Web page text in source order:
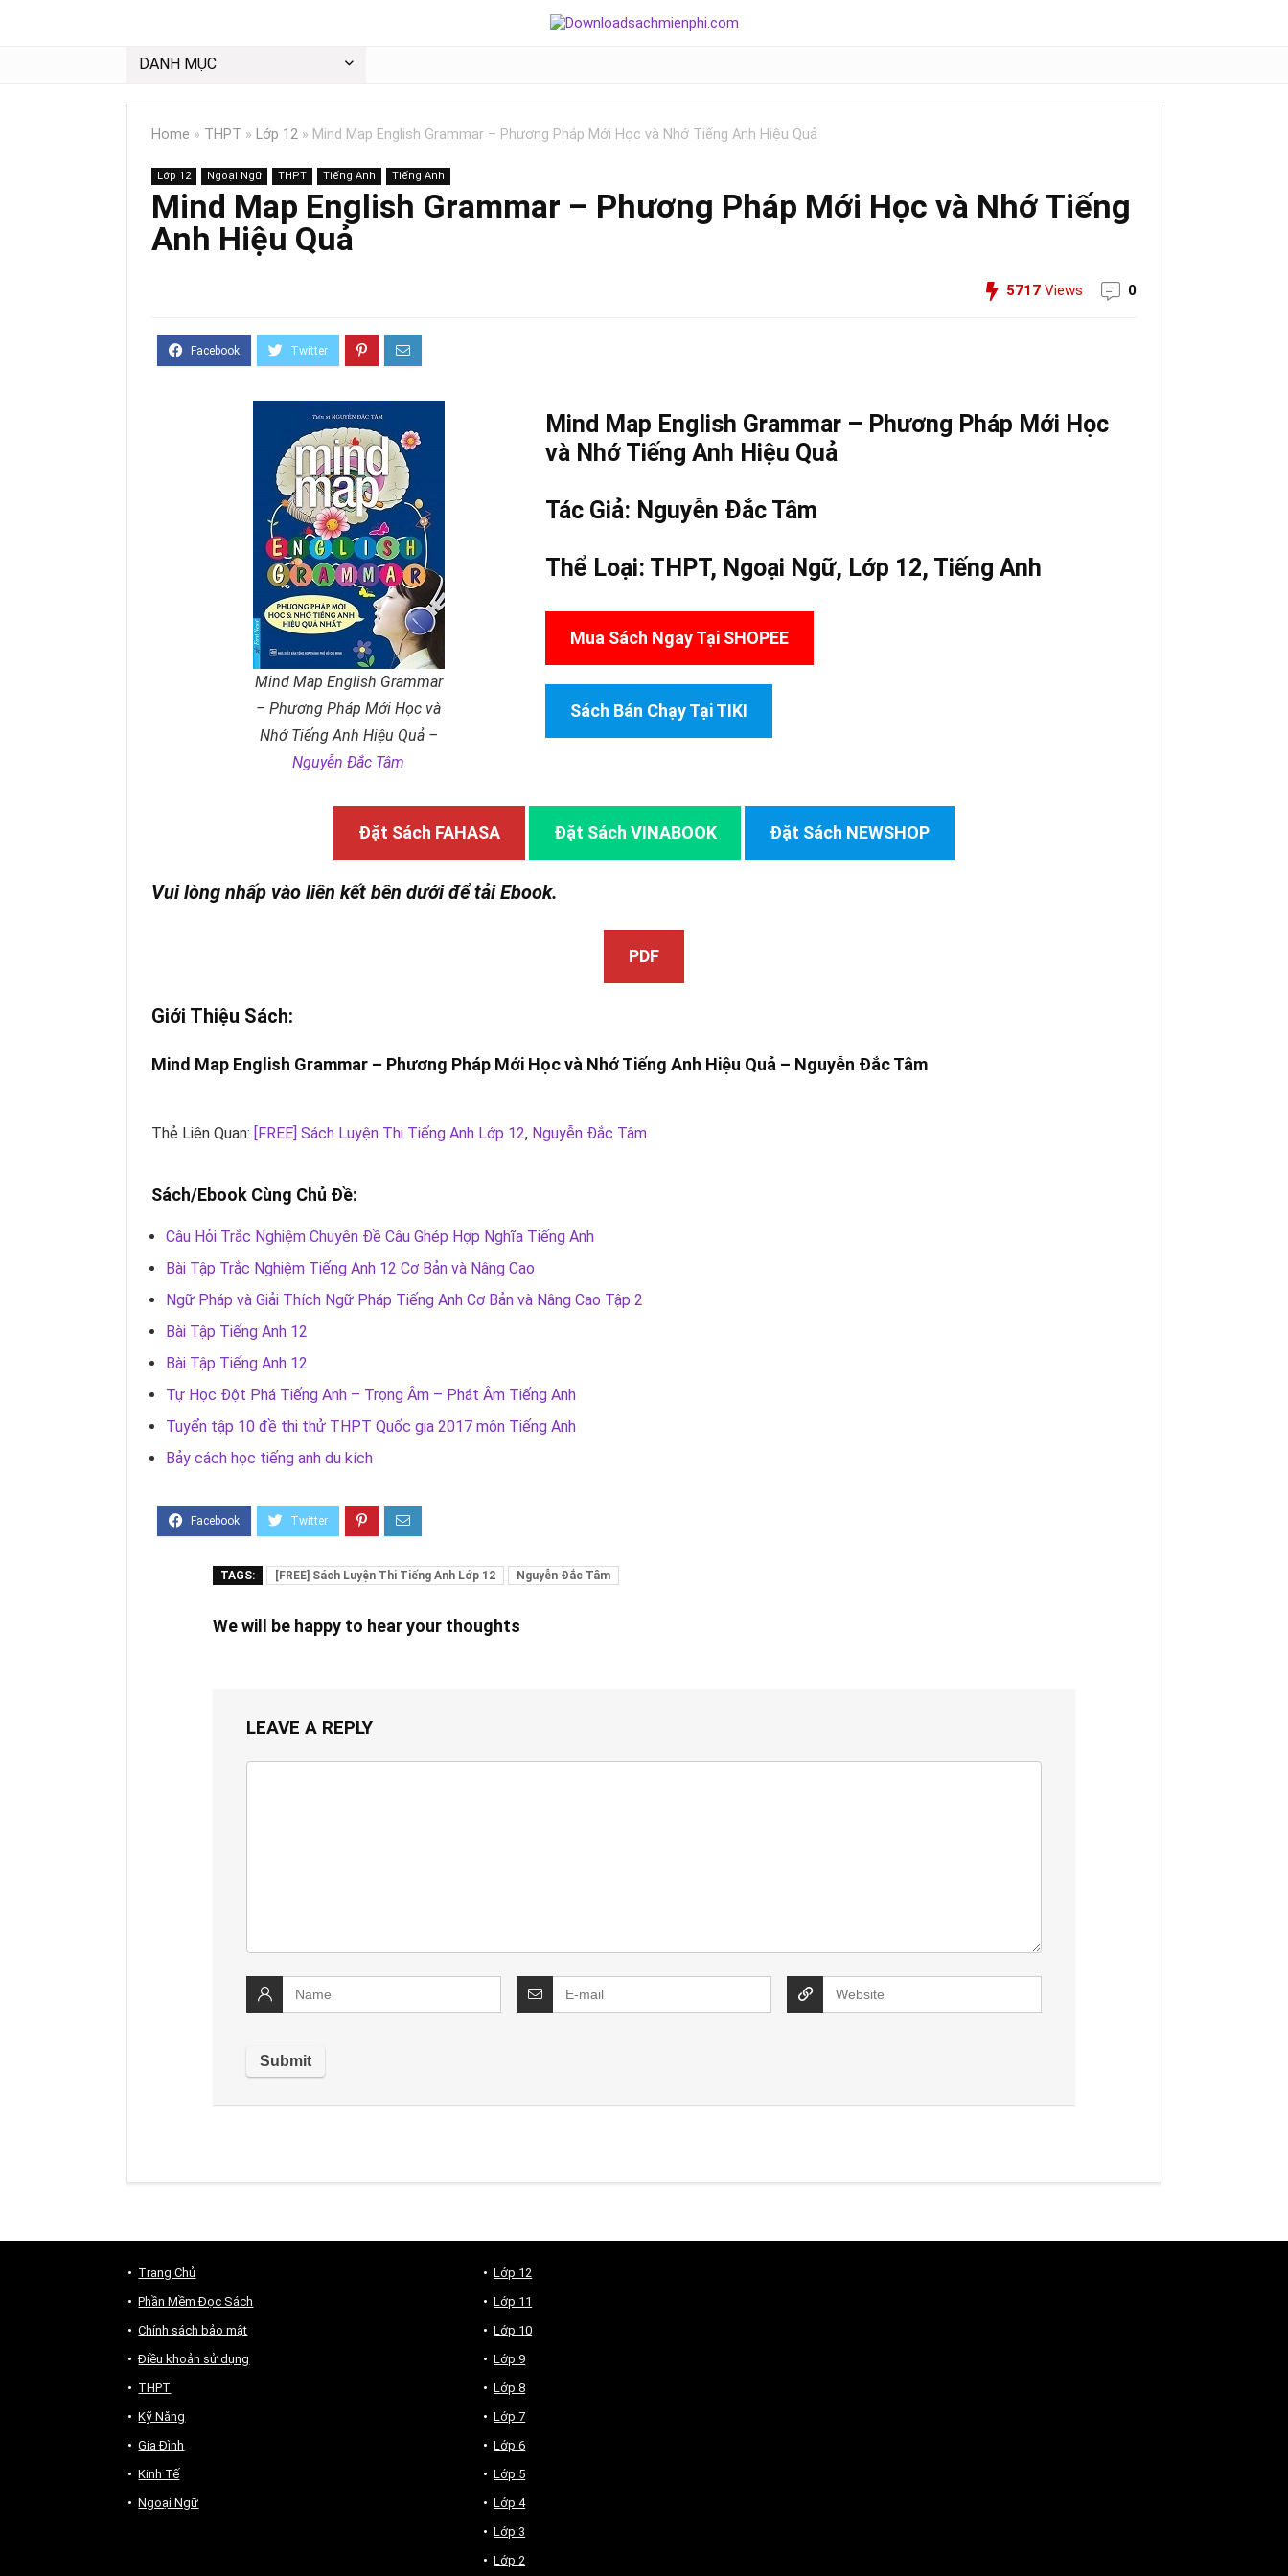
DANH MỤC
Home » THPT » Lớp 12 » Mind Map English Grammar – Phương Pháp Mới Học và Nhớ Tiếng Anh Hiệu Quả
Lớp 12 Ngoại Ngữ THPT Tiếng Anh Tiếng Anh
Mind Map English Grammar – Phương Pháp Mới Học và Nhớ Tiếng
Anh Hiệu Quả
5717 Views 0
Mind Map English Grammar
– Phương Pháp Mới Học và
Nhớ Tiếng Anh Hiệu Quả –
Nguyễn Đắc Tâm
Mind Map English Grammar – Phương Pháp Mới Học
và Nhớ Tiếng Anh Hiệu Quả
Tác Giả: Nguyễn Đắc Tâm
Thể Loại: THPT, Ngoại Ngữ, Lớp 12, Tiếng Anh
Mua Sách Ngay Tại SHOPEE
Sách Bán Chạy Tại TIKI
Đặt Sách FAHASA Đặt Sách VINABOOK Đặt Sách NEWSHOP
Vui lòng nhấp vào liên kết bên dưới để tải Ebook.
PDF
Giới Thiệu Sách:
Mind Map English Grammar – Phương Pháp Mới Học và Nhớ Tiếng Anh Hiệu Quả – Nguyễn Đắc Tâm
Thẻ Liên Quan: [FREE] Sách Luyện Thi Tiếng Anh Lớp 12, Nguyễn Đắc Tâm
Sách/Ebook Cùng Chủ Đề:
Câu Hỏi Trắc Nghiệm Chuyên Đề Câu Ghép Hợp Nghĩa Tiếng Anh
Bài Tập Trắc Nghiệm Tiếng Anh 12 Cơ Bản và Nâng Cao
Ngữ Pháp và Giải Thích Ngữ Pháp Tiếng Anh Cơ Bản và Nâng Cao Tập 2
Bài Tập Tiếng Anh 12
Bài Tập Tiếng Anh 12
Tự Học Đột Phá Tiếng Anh – Trọng Âm – Phát Âm Tiếng Anh
Tuyển tập 10 đề thi thử THPT Quốc gia 2017 môn Tiếng Anh
Bảy cách học tiếng anh du kích
TAGS: [FREE] Sách Luyện Thi Tiếng Anh Lớp 12 Nguyễn Đắc Tâm
We will be happy to hear your thoughts
LEAVE A REPLY
Trang Chủ
Phần Mềm Đọc Sách
Chính sách bảo mật
Điều khoản sử dụng
THPT
Kỹ Năng
Gia Đình
Kinh Tế
Ngoại Ngữ
Lớp 12
Lớp 11
Lớp 10
Lớp 9
Lớp 8
Lớp 7
Lớp 6
Lớp 5
Lớp 4
Lớp 3
Lớp 2